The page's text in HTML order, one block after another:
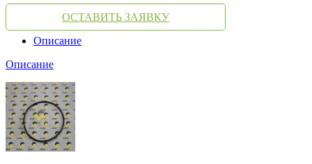
ОСТАВИТЬ ЗАЯВКУ
Описание
Описание